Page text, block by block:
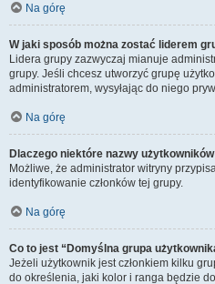
Na górę
W jaki sposób można zostać liderem
Lidera grupy zazwyczaj mianuje
grupy. Jeśli chcesz utworzyć grupę
administratorem, wysyłając do niego
Na górę
Dlaczego niektóre nazwy
Możliwe, że administrator witryny
identyfikowanie członków tej grupy.
Na górę
Co to jest “Domyślna grupa
Jeżeli użytkownik jest członkiem kilku
do określenia, jaki kolor i ranga będzie